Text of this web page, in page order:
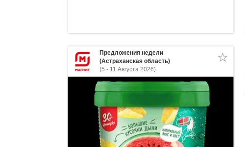
Предложения недели
(Астраханская область)
(5 - 11 Августа 2026)